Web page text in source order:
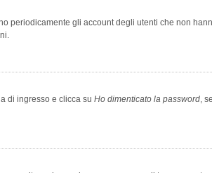
periodicamente gli account degli utenti che non
di ingresso e clicca su Ho dimenticato la password,